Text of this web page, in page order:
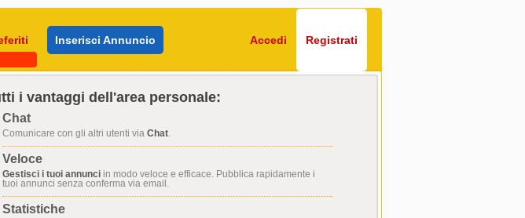
Inserisci Annuncio Accedi Registrati
i vantaggi dell'area personale:
Chat
Comunicare con gli altri utenti via Chat.
Veloce
Gestisci i tuoi annunci in modo veloce e efficace. Pubblica rapidamente i
tuoi annunci senza conferma via email.
Statistiche